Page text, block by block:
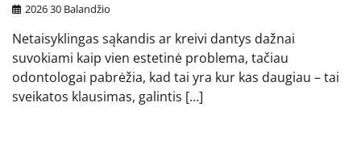
2026 30 Balandžio
Netaisyklingas sąkandis ar kreivi dantys dažnai
suvokiami kaip vien estetinė problema, tačiau
odontologai pabrėžia, kad tai yra kur kas daugiau – tai
sveikatos klausimas, galintis […]